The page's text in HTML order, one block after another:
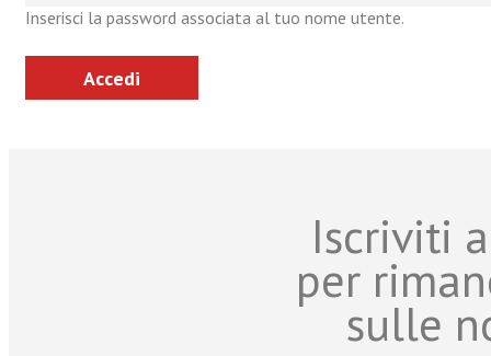
Inserisci la password associata al tuo nome utente.
Iscriviti
per
sulle